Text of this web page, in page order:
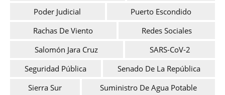
Poder Judicial
Puerto Escondido
Rachas De Viento
Redes Sociales
Salomón Jara Cruz
SARS-CoV-2
Seguridad Pública
Senado De La República
Sierra Sur
Suministro De Agua Potable